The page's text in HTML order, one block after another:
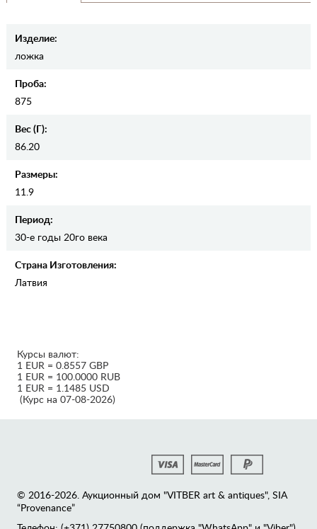
Изделие:
ложка
Проба:
875
Вес (г):
86.20
Размеры:
11.9
Период:
30-е годы 20го века
Страна Изготовления:
Латвия
Курсы валют:
1 EUR = 0.8557 GBP
1 EUR = 100.0000 RUB
1 EUR = 1.1485 USD
(Курс на 07-08-2026)
© 2016-2026. Аукционный дом "VITBER art & antiques", SIA
“Provenance”